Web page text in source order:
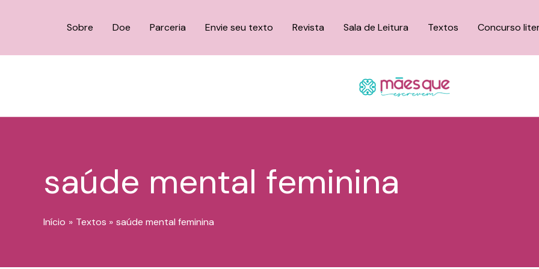
Sobre Doe Parceria Envie seu texto Revista Sala de Leitura Textos Concurso
saúde mental feminina
Início Textos saúde mental feminina